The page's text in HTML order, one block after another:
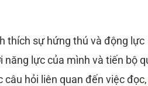
thích sự hứng thú và động lực
lực của mình và tiến bộ
hỏi liên quan đến việc đọc,